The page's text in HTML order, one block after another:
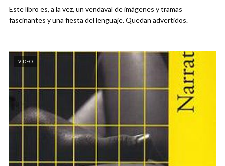
Este libro es, a la vez, un vendaval de imágenes y tramas
fascinantes y una fiesta del lenguaje. Quedan advertidos.
VIDEO